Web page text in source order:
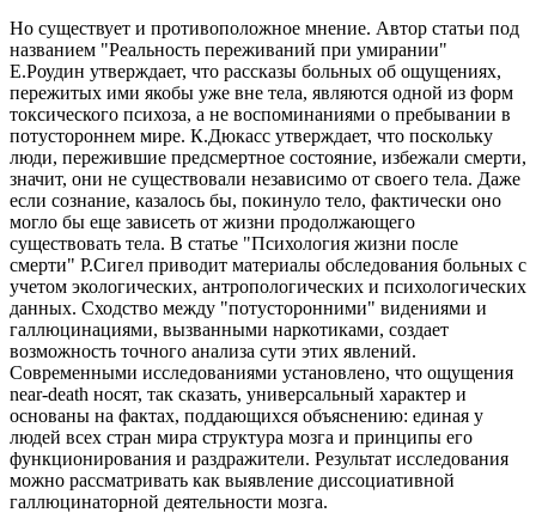
Но существует и противоположное мнение. Автор статьи под
названием "Реальность переживаний при умирании"
Е.Роудин утверждает, что рассказы больных об ощущениях,
пережитых ими якобы уже вне тела, являются одной из форм
токсического психоза, а не воспоминаниями о пребывании в
потустороннем мире. К.Дюкасс утверждает, что поскольку
люди, пережившие предсмертное состояние, избежали смерти,
значит, они не существовали независимо от своего тела. Даже
если сознание, казалось бы, покинуло тело, фактически оно
могло бы еще зависеть от жизни продолжающего
существовать тела. В статье "Психология жизни после
смерти" Р.Сигел приводит материалы обследования больных с
учетом экологических, антропологических и психологических
данных. Сходство между "потусторонними" видениями и
галлюцинациями, вызванными наркотиками, создает
возможность точного анализа сути этих явлений.
Современными исследованиями установлено, что ощущения
near-death носят, так сказать, универсальный характер и
основаны на фактах, поддающихся объяснению: единая у
людей всех стран мира структура мозга и принципы его
функционирования и раздражители. Результат исследования
можно рассматривать как выявление диссоциативной
галлюцинаторной деятельности мозга.